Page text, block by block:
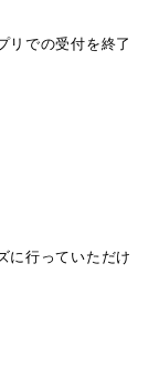
リでの受付を終了
に行っていただけ